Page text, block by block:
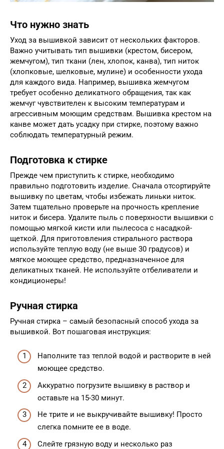
Что нужно знать
Уход за вышивкой зависит от нескольких факторов.
Важно учитывать тип вышивки (крестом, бисером,
жемчугом), тип ткани (лен, хлопок, канва), тип ниток
(хлопковые, шелковые, мулине) и особенности ухода
для каждого вида. Например, вышивка жемчугом
требует особенно деликатного обращения, так как
жемчуг чувствителен к высоким температурам и
агрессивным моющим средствам. Вышивка крестом на
канве может дать усадку при стирке, поэтому важно
соблюдать температурный режим.
Подготовка к стирке
Прежде чем приступить к стирке, необходимо
правильно подготовить изделие. Сначала отсортируйте
вышивку по цветам, чтобы избежать линьки ниток.
Затем тщательно проверьте на прочность крепление
ниток и бисера. Удалите пыль с поверхности вышивки с
помощью мягкой кисти или пылесоса с насадкой-
щеткой. Для приготовления стирального раствора
используйте теплую воду (не выше 30 градусов) и
мягкое моющее средство, предназначенное для
деликатных тканей. Не используйте отбеливатели и
кондиционеры!
Ручная стирка
Ручная стирка – самый безопасный способ ухода за
вышивкой. Вот пошаговая инструкция:
Наполните таз теплой водой и растворите в ней
моющее средство.
Аккуратно погрузите вышивку в раствор и
оставьте на 15-30 минут.
Не трите и не выкручивайте вышивку! Просто
слегка помните ее в воде.
Слейте грязную воду и несколько раз